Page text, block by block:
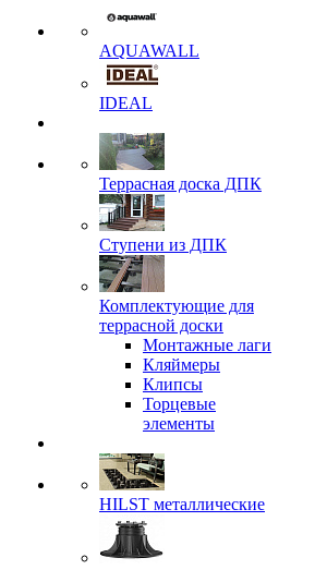
AQUAWALL
IDEAL
Террасная доска ДПК
Ступени из ДПК
Комплектующие для
террасной доски
Монтажные лаги
Кляймеры
Клипсы
Торцевые
элементы
HILST металлические